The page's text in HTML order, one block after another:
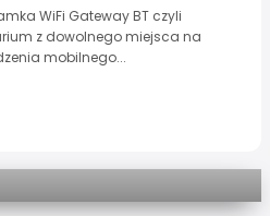
WiFi Gateway BT czyli
z dowolnego miejsca na
mobilnego...